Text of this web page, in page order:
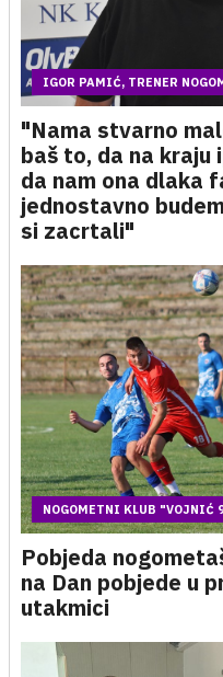
IGOR PAMIĆ, TRENER
"Nama stvarno
baš to, da na kraju
da nam ona dlaka
jednostavno
si zacrtali"
NOGOMETNI KLUB "VOJNIĆ
Pobjeda
na Dan pobjede u
utakmici